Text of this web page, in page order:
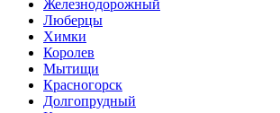
Железнодорожный
Люберцы
Химки
Королев
Мытищи
Красногорск
Долгопрудный